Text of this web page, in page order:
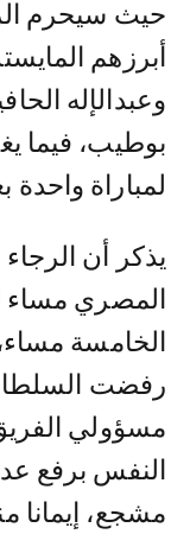
أبرزهم
وعبدالإله
بوطيب، فيما
لمباراة واحدة
يذكر أن
المصري مساء
رفضت
مسؤولي
النفس برفع
مشجع، إيمانا